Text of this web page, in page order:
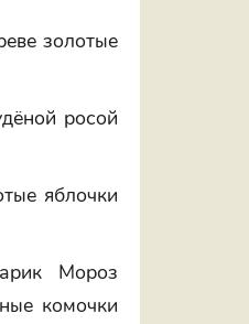
золотые
росой
яблочки
Мороз
комочки